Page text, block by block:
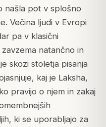
našla pot v splošno
Večina ljudi v Evropi
pa v klasični
natančno in
skozi stoletja pisanja
kaj je Laksha,
pravijo o njem in zakaj
ki se uporabljajo za